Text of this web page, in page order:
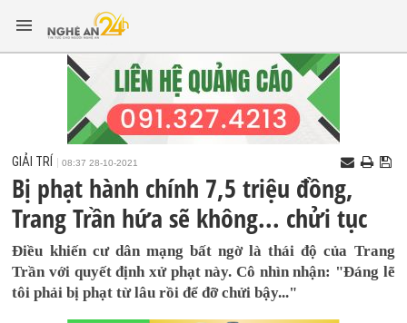
GIẢI TRÍ 08:37 28-10-2021
Bị phạt hành chính 7,5 triệu đồng,
Trang Trần hứa sẽ không... chửi tục
Điều khiến cư dân mạng bất ngờ là thái độ của Trang
Trần với quyết định xử phạt này. Cô nhìn nhận: "Đáng lẽ
tôi phải bị phạt từ lâu rồi để đỡ chửi bậy..."